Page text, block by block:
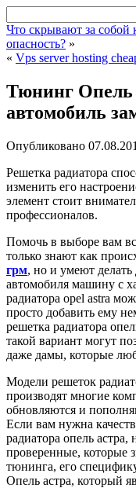
Что скрывают за собой
опасность? »
« Vps server hosting
Тюнинг Опель
автомобиль
Опубликовано
Решетка радиатора
изменить его
элемент стоит
профессионалов.
Помочь в выборе вам
только знают как
грм, но и умеют делать
автомобиля машину с
радиатора opel astra
просто добавить ему
решетка радиатора
такой вариант могут
даже дамы, которые
Модели решеток
производят многие
обновляются и
Если вам нужна
радиатора опель астра,
проверенные, которые
тюнинга, его
Опель астра, который